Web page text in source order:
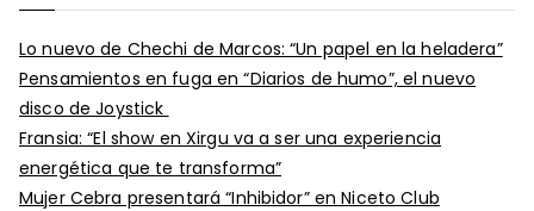
Lo nuevo de Chechi de Marcos: “Un papel en la heladera”
Pensamientos en fuga en “Diarios de humo”, el nuevo
disco de Joystick
Fransia: “El show en Xirgu va a ser una experiencia
energética que te transforma”
Mujer Cebra presentará “Inhibidor” en Niceto Club